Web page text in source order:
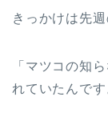
きっかけは先週
「マツコの知
れていたんです